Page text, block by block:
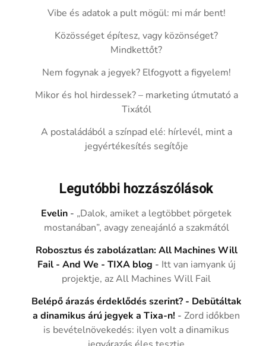
Vibe és adatok a pult mögül: mi már bent!
Közösséget építesz, vagy közönséget?
Mindkettőt?
Nem fogynak a jegyek? Elfogyott a figyelem!
Mikor és hol hirdessek? – marketing útmutató a
Tixától
A postaládából a színpad elé: hírlevél, mint a
jegyértékesítés segítője
Legutóbbi hozzászólások
Evelin - „Dalok, amiket a legtöbbet pörgetek
mostanában”, avagy zeneajánló a szakmától
Robosztus és zabolázatlan: All Machines Will
Fail - And We - TIXA blog - Itt van iamyank új
projektje, az All Machines Will Fail
Belépő árazás érdeklődés szerint? - Debütáltak
a dinamikus árú jegyek a Tixa-n! -Zord időkben
is bevételnövekedés: ilyen volt a dinamikus